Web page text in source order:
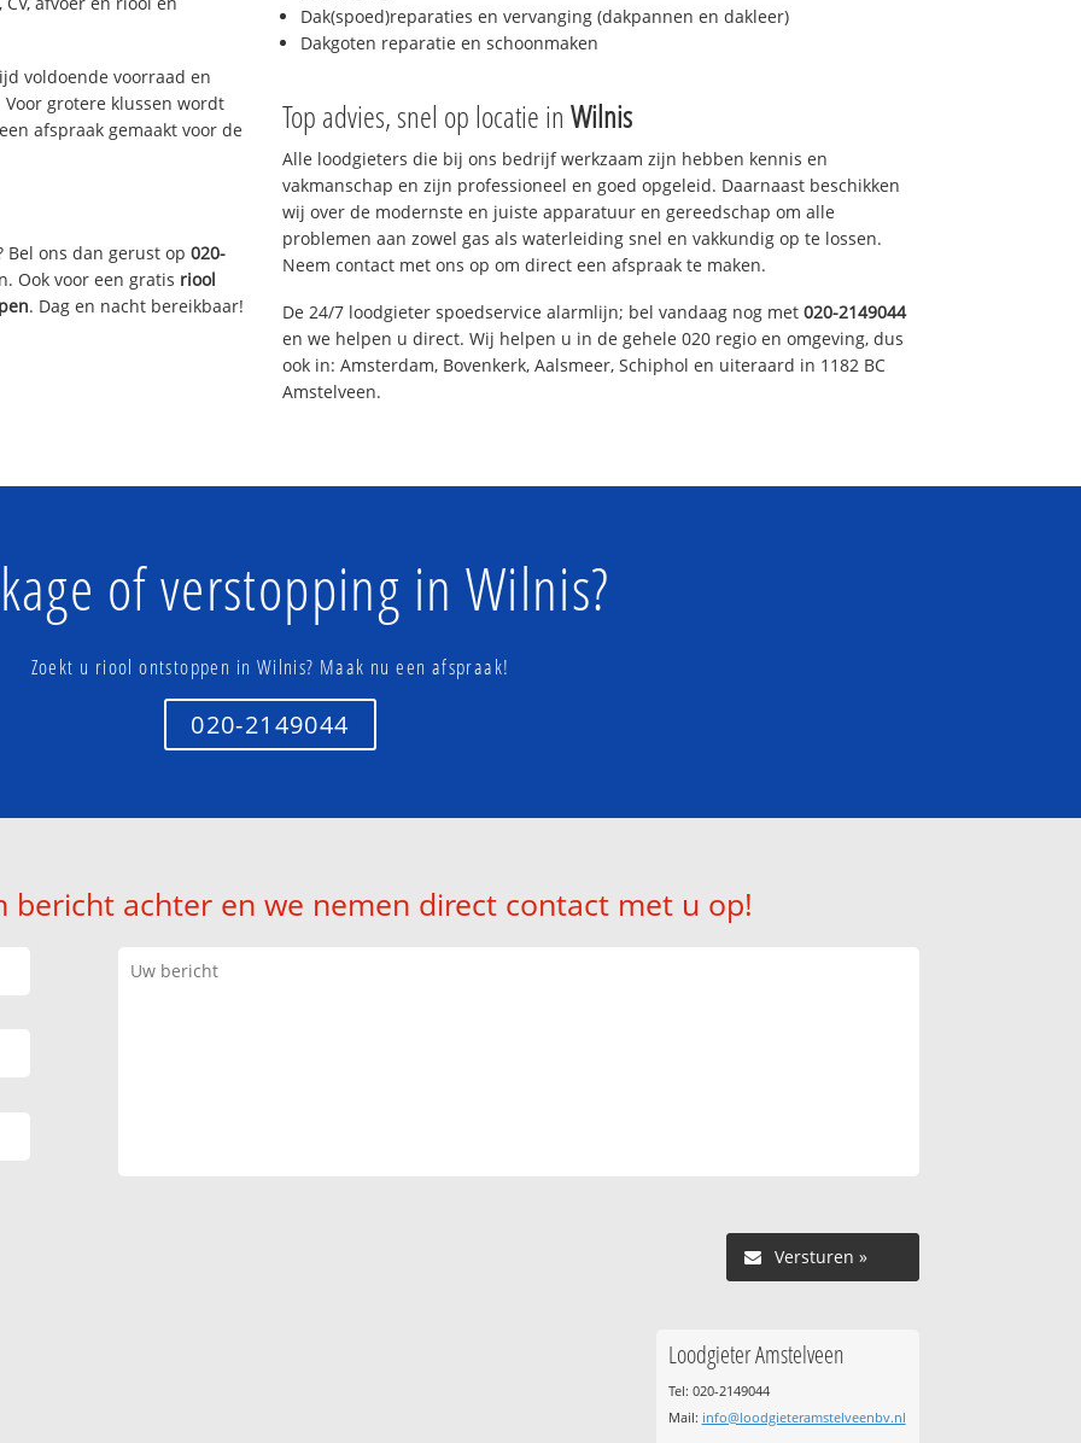
voldoende voorraad en
grotere klussen wordt
afspraak gemaakt voor de
Bel ons dan gerust op020-
Ook voor een gratis riool
. Dag en nacht bereikbaar!
Dak(spoed)reparaties en vervanging (dakpannen en dakleer)
Dakgoten reparatie en schoonmaken
Top advies, snel op locatie in Wilnis
Alle loodgieters die bij ons bedrijf werkzaam zijn hebben kennis en
vakmanschap en zijn professioneel en goed opgeleid. Daarnaast beschikken
wij over de modernste en juiste apparatuur en gereedschap om alle
problemen aan zowel gas als waterleiding snel en vakkundig op te lossen.
Neem contact met ons op om direct een afspraak te maken.
De 24/7 loodgieter spoedservice alarmlijn; bel vandaag nog met 020-2149044
en we helpen u direct. Wij helpen u in de gehele 020 regio en omgeving, dus
ook in: Amsterdam, Bovenkerk, Aalsmeer, Schiphol en uiteraard in 1182 BC
Amstelveen.
of verstopping in Wilnis?
Zoekt u riool ontstoppen in Wilnis? Maak nu een afspraak!
020-2149044
bericht achter en we nemen direct contact met u op!
Versturen »
Loodgieter Amstelveen
Tel: 020-2149044
Mail: info@loodgieteramstelveenbv.nl